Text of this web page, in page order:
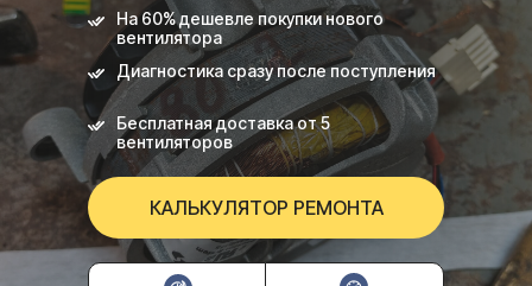
На 60% дешевле покупки нового
вентилятора
Диагностика сразу после поступления
Бесплатная доставка от 5
вентиляторов
КАЛЬКУЛЯТОР РЕМОНТА